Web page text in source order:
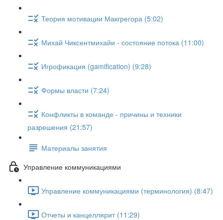
Теория мотивации Макгрегора (5:02)
Михай Чиксентмихайи - состояние потока (11:00)
Игрофикация (gamification) (9:28)
Формы власти (7:24)
Конфликты в команде - причины и техники
разрешения (21:57)
Материалы занятия
Управление коммуникациями
Управление коммуникациями (терминология) (8:47)
Отчеты и канцеллярит (11:29)